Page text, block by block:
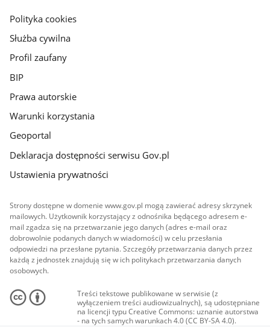
gov.pl
Polityka cookies
Służba cywilna
Profil zaufany
BIP
Prawa autorskie
Warunki korzystania
Geoportal
Deklaracja dostępności serwisu Gov.pl
Ustawienia prywatności
Strony dostępne w domenie www.gov.pl mogą zawierać adresy skrzynek
mailowych. Użytkownik korzystający z odnośnika będącego adresem e-
mail zgadza się na przetwarzanie jego danych (adres e-mail oraz
dobrowolnie podanych danych w wiadomości) w celu przesłania
odpowiedzi na przesłane pytania. Szczegóły przetwarzania danych przez
każdą z jednostek znajdują się w ich politykach przetwarzania danych
osobowych.
Treści tekstowe publikowane w serwisie (z
wyłączeniem treści audiowizualnych), są udostępniane
na licencji typu Creative Commons: uznanie autorstwa
- na tych samych warunkach 4.0 (CC BY-SA 4.0).
Materiały audiowizualne, w tym zdjęcia, materiały